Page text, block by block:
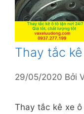
Thay tắc
29/05/2020 Bởi
Thay tắc kê xe